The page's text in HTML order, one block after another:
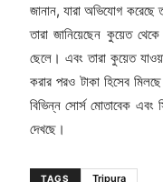
জানান, যারা অভিযোগ করেছে
তারা জানিয়েছেন কুয়েত থেকে
ছেলে। এবং তারা কুয়েত
করার পরও টাকা হিসেব
বিভিন্ন সোর্স মোতাবেক এবং
দেখছে।
TAGS Tripura